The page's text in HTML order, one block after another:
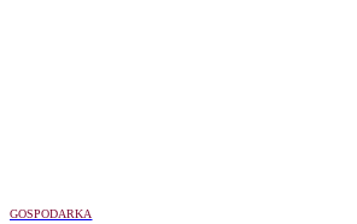
GOSPODARKA